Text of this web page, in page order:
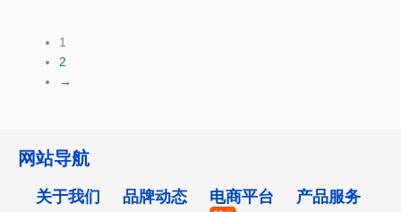
1
2
→
网站导航
关于我们 品牌动态 电商平台 产品服务